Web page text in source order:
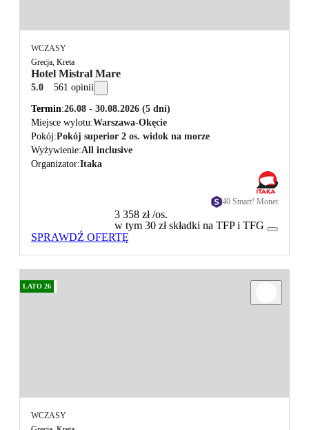
WCZASY
Grecja, Kreta
Hotel Mistral Mare
5.0 561 opinii
Termin 26.08 - 30.08.2026 (5 dni)
Miejsce wylotu Warszawa-Okęcie
Pokój Pokój superior 2 os. widok na morze
Wyżywienie All inclusive
Organizator Itaka
40 Smart! Monet
3 358 zł/os.
w tym 30 zł składki na TFP i TFG
SPRAWDŹ OFERTĘ
LATO 26
WCZASY